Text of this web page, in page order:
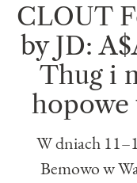
CLOUT
by JD:
Thug i
hopowe
W dniach
Bemowo w